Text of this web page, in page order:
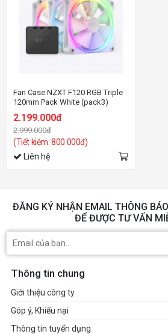
Fan Case NZXT F120 RGB Triple
120mm Pack White (pack3)
2.199.000đ
2.999.000đ
(Tiết kiệm: 800.000đ)
Liên hệ
ĐĂNG KÝ NHẬN EMAIL THÔNG
ĐỂ ĐƯỢC TƯ VẤN
Thông tin chung
Giới thiệu công ty
Góp ý, Khiếu nại
Thông tin tuyển dụng